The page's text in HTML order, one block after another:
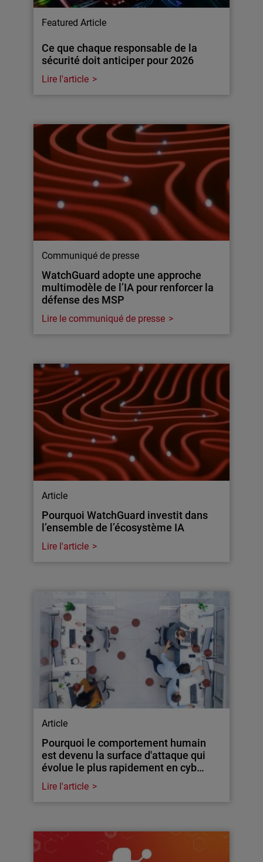
Featured Article
Ce que chaque responsable de la
sécurité doit anticiper pour 2026
Lire l'article
Communiqué de presse
WatchGuard adopte une approche
multimodèle de l’IA pour renforcer la
défense des MSP
Lire le communiqué de presse
Article
Pourquoi WatchGuard investit dans
l’ensemble de l’écosystème IA
Lire l'article
Article
Pourquoi le comportement humain
est devenu la surface d'attaque qui
évolue le plus rapidement en cyb…
Lire l'article